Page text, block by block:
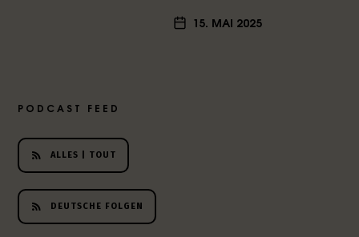
s
h
r
L
15. MAI 2025
PODCAST FEED
ALLES | TOUT
DEUTSCHE FOLGEN